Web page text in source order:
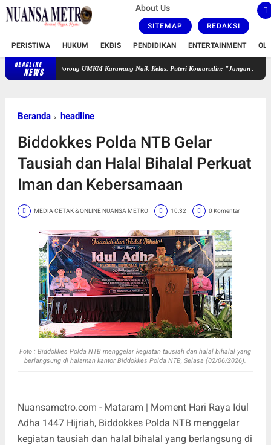
About Us
SITEMAP REDAKSI
PERISTIWA HUKUM EKBIS PENDIDIKAN ENTERTAINMENT
HEADLINE
NEWS
Karawang Naik Kelas, Puteri Komarudin: "Jangan Jadi Penonton di Tengah Proyek
Beranda headline
Biddokkes Polda NTB Gelar
Tausiah dan Halal Bihalal Perkuat
Iman dan Kebersamaan
MEDIA CETAK & ONLINE NUANSA METRO 10:32 0 Komentar
Foto :Biddokkes Polda NTB menggelar kegiatan tausiah dan halal bihalal yang
berlangsung di halaman kantor Biddokkes Polda NTB, Selasa (02/06/2026).
Nuansametro.com - Mataram | Moment Hari Raya Idul
Adha 1447 Hijriah, Biddokkes Polda NTB menggelar
kegiatan tausiah dan halal bihalal yang berlangsung di